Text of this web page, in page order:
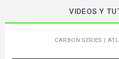
VIDEOS Y
CARBON SERIES |